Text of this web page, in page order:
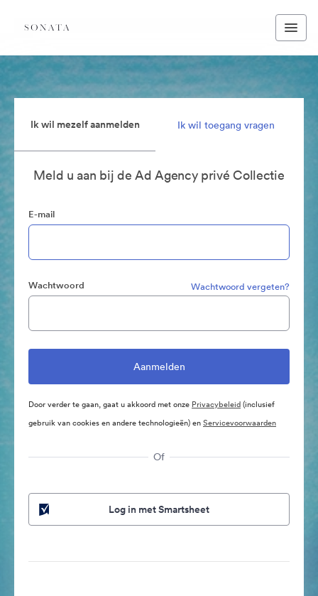
Ik wil mezelf aanmelden Ik wil toegang vragen
Meld u aan bij de Ad Agency privé Collectie
E-mail
Wachtwoord Wachtwoord vergeten?
Door verder te gaan, gaat u akkoord met onze Privacybeleid(inclusief
gebruik van cookies en andere technologieën) enServicevoorwaarden
Of
Log in met Smartsheet